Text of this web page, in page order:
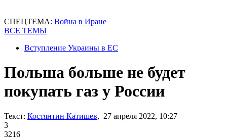
СПЕЦТЕМА: Война в Иране
ВСЕ ТЕМЫ
Вступление Украины в ЕС
Польша больше не будет
покупать газ у России
Текст: Костянтин Катишев, 27 апреля 2022, 10:27
3
3216